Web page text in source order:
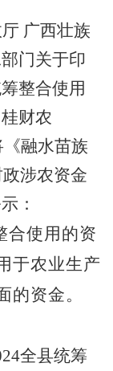
广西壮族
门关于印
整合使用
财农
《融水苗族
涉农资金
：
合使用的资
于农业生产
的资金。
4全县统筹